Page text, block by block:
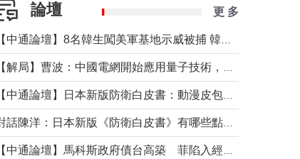
論壇 更 多